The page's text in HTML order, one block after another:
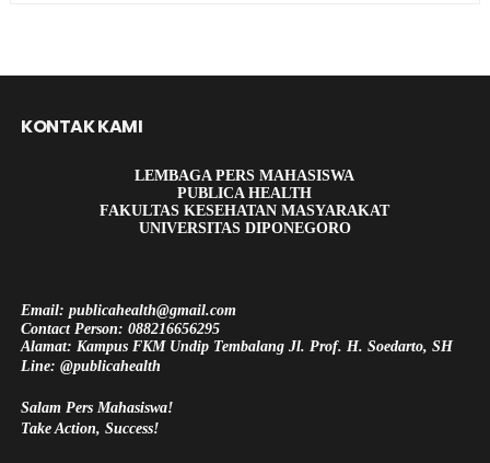
KONTAK KAMI
LEMBAGA PERS MAHASISWA
PUBLICA HEALTH
FAKULTAS KESEHATAN MASYARAKAT
UNIVERSITAS DIPONEGORO
Email: publicahealth@gmail.com
Contact Person: 088216656295
Alamat: Kampus FKM Undip Tembalang Jl. Prof. H. Soedarto, SH
Line: @publicahealth
Salam Pers Mahasiswa!
Take Action, Success!